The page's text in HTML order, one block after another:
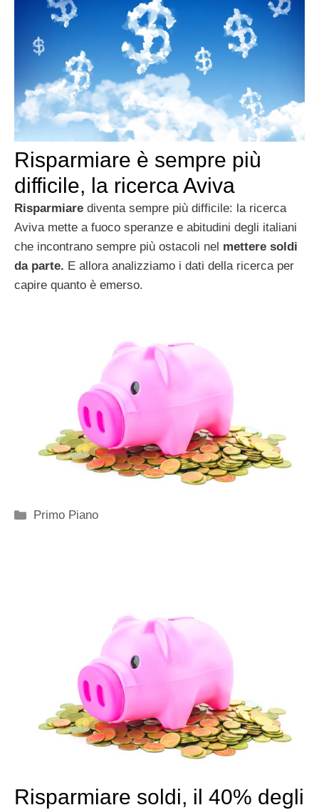
Risparmiare è sempre più
difficile, la ricerca Aviva
Risparmiare diventa sempre più difficile: la ricerca
Aviva mette a fuoco speranze e abitudini degli italiani
che incontrano sempre più ostacoli nel mettere soldi
da parte. E allora analizziamo i dati della ricerca per
capire quanto è emerso.
Categorie
Primo Piano
Risparmiare soldi, il 40% degli